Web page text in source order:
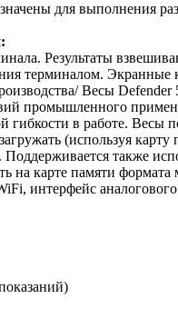
для выполнения
Результаты
терминалом.
Весы
промышленного
гибкости в работе. Весы
(используя
также
на карте памяти
интерфейс